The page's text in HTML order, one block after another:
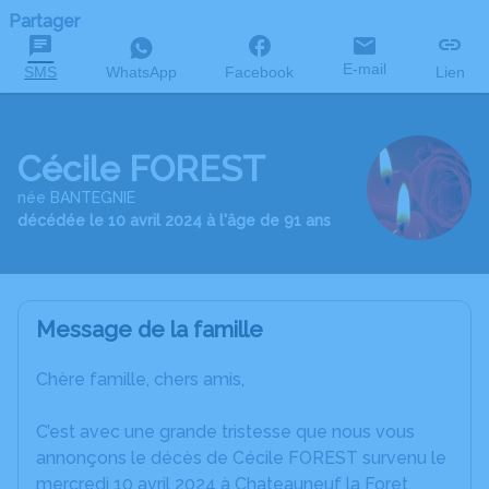
Partager
SMS WhatsApp Facebook E-mail Lien
Cécile FOREST
née BANTEGNIE
décédée le 10 avril 2024 à l'âge de 91 ans
Message de la famille
Chère famille, chers amis,
C’est avec une grande tristesse que nous vous
annonçons le décès de Cécile FOREST survenu le
mercredi 10 avril 2024 à Chateauneuf la Foret.